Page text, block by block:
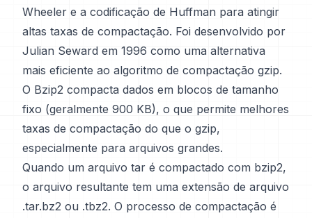
Wheeler e a codificação de Huffman para atingir
altas taxas de compactação. Foi desenvolvido por
Julian Seward em 1996 como uma alternativa
mais eficiente ao algoritmo de compactação gzip.
O Bzip2 compacta dados em blocos de tamanho
fixo (geralmente 900 KB), o que permite melhores
taxas de compactação do que o gzip,
especialmente para arquivos grandes.
Quando um arquivo tar é compactado com bzip2,
o arquivo resultante tem uma extensão de arquivo
.tar.bz2 ou .tbz2. O processo de compactação é